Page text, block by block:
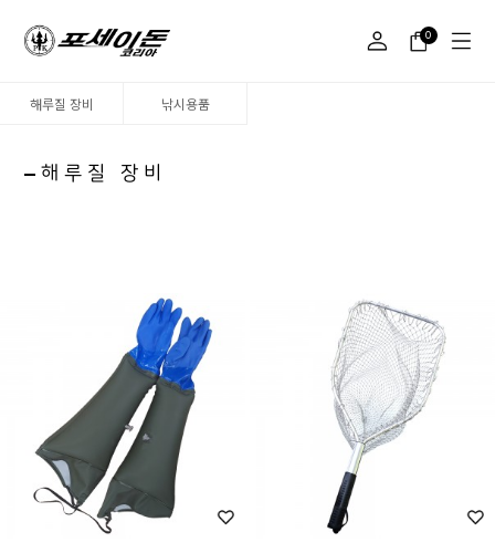
0
해루질 장비 낚시용품
해루질 장비